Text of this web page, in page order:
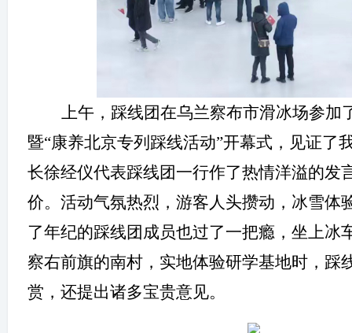
上午，踩线团在乌兰察布市滑冰场参加
暨“康养北京专列踩线活动”开幕式，见证了
长徐经仪代表踩线团一行作了热情洋溢的发
价。活动气氛热烈，游客人头攒动，冰雪
了年纪的踩线团成员也过了一把瘾，坐上冰
察右前旗的南村，实地体验研学基地时，踩
赏，还提出诸多宝贵意见。